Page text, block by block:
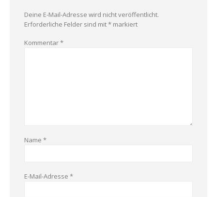
Deine E-Mail-Adresse wird nicht veröffentlicht.
Erforderliche Felder sind mit* markiert
Kommentar*
Name *
E-Mail-Adresse *